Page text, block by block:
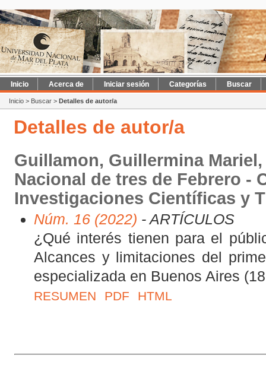
Inicio Acerca de Iniciar sesión Categorías Buscar
Inicio > Buscar > Detalles de autor/a
Detalles de autor/a
Guillamon, Guillermina
Nacional de tres de Febrero -
Investigaciones Científicas y
Núm. 16 (2022) - ARTÍCULOS
¿Qué interés tienen para el
Alcances y limitaciones del
especializada en Buenos Aires
RESUMEN PDF HTML